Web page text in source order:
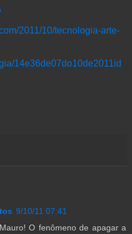
2011/10/tecnologia-arte-
14e36de07do10de2011id
9/10/11 07:41
O fenômeno de apagar a